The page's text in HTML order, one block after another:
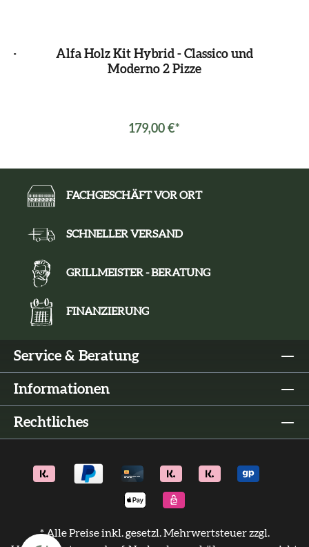
h -
Alfa Holz Kit Hybrid - Classico und
Moderno 2 Pizze
179,00 €*
FACHGESCHÄFT VOR ORT
SCHNELLER VERSAND
GRILLMEISTER - BERATUNG
FINANZIERUNG
Service & Beratung
Informationen
Rechtliches
* Alle Preise inkl. gesetzl. Mehrwertsteuer zzgl.